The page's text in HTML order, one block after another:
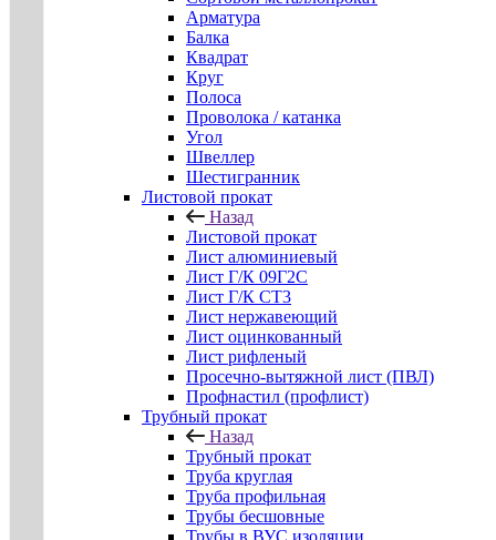
Арматура
Балка
Квадрат
Круг
Полоса
Проволока / катанка
Угол
Швеллер
Шестигранник
Листовой прокат
Назад
Листовой прокат
Лист алюминиевый
Лист Г/К 09Г2С
Лист Г/К СТ3
Лист нержавеющий
Лист оцинкованный
Лист рифленый
Просечно-вытяжной лист (ПВЛ)
Профнастил (профлист)
Трубный прокат
Назад
Трубный прокат
Труба круглая
Труба профильная
Трубы бесшовные
Трубы в ВУС изоляции